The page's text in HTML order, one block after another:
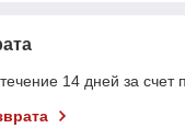
14 дней за счет